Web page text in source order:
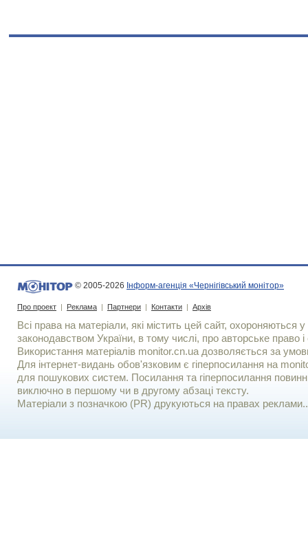
© 2005-2026 Інформ-агенція «Чернігівський монітор»
Про проект | Реклама | Партнери | Контакти | Архів
Всі права на матеріали, які містить цей сайт, охороняються у
законодавством України, в тому числі, про авторське право і
Використання матерiалiв monitor.cn.ua дозволяється за
Для iнтернет-видань обов'язковим є гiперпосилання на
для пошукових систем. Посилання та гіперпосилання
виключно в першому чи в другому абзаці тексту.
Матеріали з позначкою (PR) друкуються на правах реклами..